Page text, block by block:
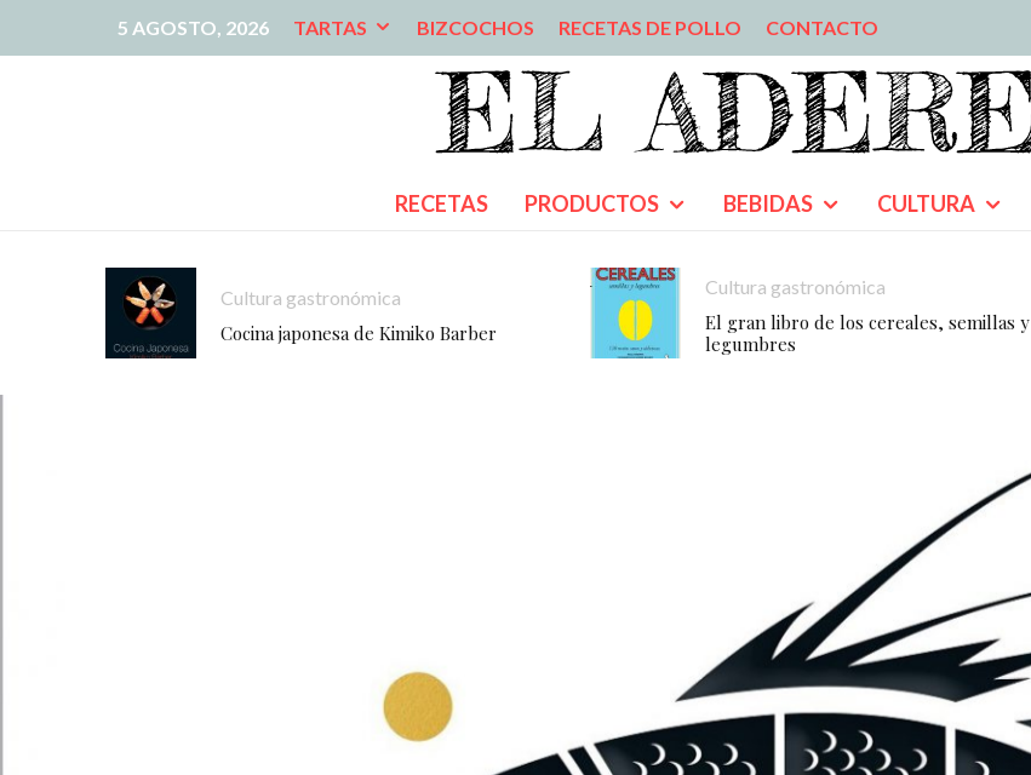
5 AGOSTO, 2026 TARTAS BIZCOCHOS RECETAS DE POLLO CONTACTO
RECETAS PRODUCTOS BEBIDAS CULTURA
Cultura gastronómica
Cocina japonesa de Kimiko Barber
Cultura gastronómica
El gran libro de los cereales, semillas y
legumbres